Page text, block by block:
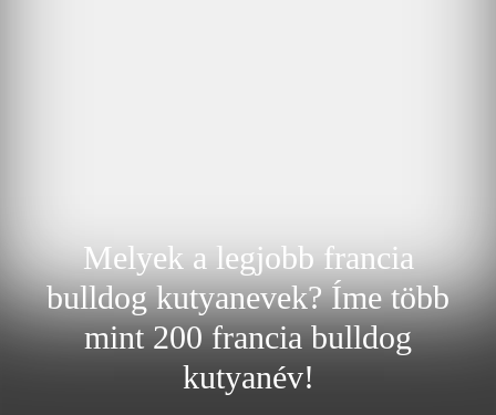
Melyek a legjobb francia
bulldog kutyanevek? Íme több
mint 200 francia bulldog
kutyanév!